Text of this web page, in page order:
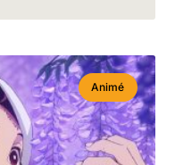
Animé